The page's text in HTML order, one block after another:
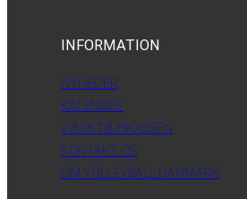
INFORMATION
NYHEDER
KALENDER
VÆRKTØJSKASSEN
KONTAKT OS
OM VOLLEYBALL DANMARK